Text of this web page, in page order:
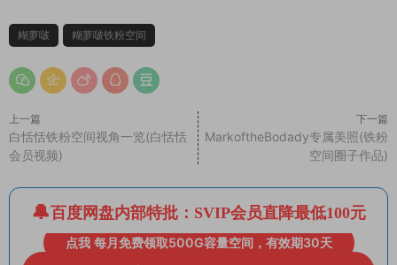
糊萝啵 糊萝啵铁粉空间
上一篇
白恬恬铁粉空间视角一览(白恬恬
会员视频)
下一篇
MarkoftheBodady专属美照(铁粉
空间圈子作品)
百度网盘内部特批：SVIP会员直降最低100元
点我 每月免费领取500G容量空间，有效期30天